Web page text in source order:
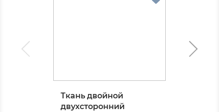
Ткань двойной
двухсторонний